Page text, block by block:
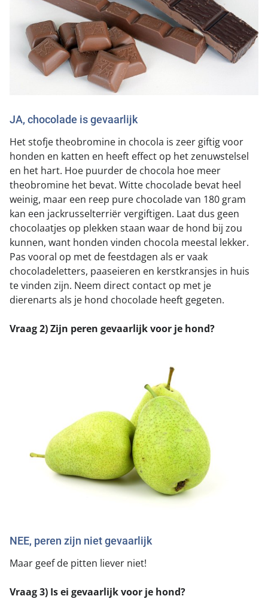
Landelijke registratie bijtincidenten
Verantwoord fokbeleid
Landelijk vuurwerkverbod
Verplichte pre-aanschaf cursus
Voldoende veilige losloopgebieden
Verbod op fokken met kortsnuitige honden
Bescherming tegen grasaren
Lezingen
Symposium Gemeentelijk Dierenbeleid
Teken onze petitie
Steun als bedrijf
Adopteer een seniorhond
Sponsor een seniorhond
Schenk met belastingvoordeel
Steun als vrijwilliger
Kom in actie
Honden voor Honden Loop
Vraag een donatiebox aan
Wat wij doen
Onze organisatie
Samenwerking
Bekende vrienden
Jaarverslag
Vacatures
Donateursmagazine Hond
Onze successen voor honden
Contactgegevens
Pers
Nieuws
Nieuwsbrief
Incassodata
Zoeken
JA, chocolade is gevaarlijk
Het stofje theobromine in chocola is zeer giftig voor
honden en katten en heeft effect op het zenuwstelsel
en het hart. Hoe puurder de chocola hoe meer
theobromine het bevat. Witte chocolade bevat heel
weinig, maar een reep pure chocolade van 180 gram
kan een jackrusselterriër vergiftigen. Laat dus geen
chocolaatjes op plekken staan waar de hond bij zou
kunnen, want honden vinden chocola meestal lekker.
Pas vooral op met de feestdagen als er vaak
chocoladeletters, paaseieren en kerstkransjes in huis
te vinden zijn. Neem direct contact op met je
dierenarts als je hond chocolade heeft gegeten.
Vraag 2) Zijn peren gevaarlijk voor je hond?
NEE, peren zijn niet gevaarlijk
Maar geef de pitten liever niet!
Vraag 3) Is ei gevaarlijk voor je hond?